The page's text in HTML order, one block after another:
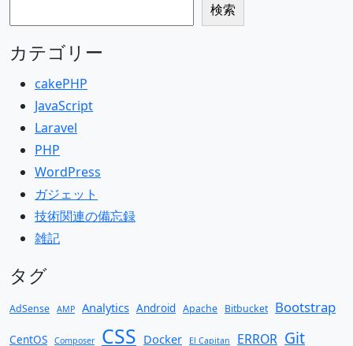
検索
カテゴリー
cakePHP
JavaScript
Laravel
PHP
WordPress
ガジェット
技術関連の備忘録
雑記
タグ
AdSense AMP Analytics Android Apache Bitbucket Bootstrap
CentOS Composer CSS Docker El Capitan ERROR Git